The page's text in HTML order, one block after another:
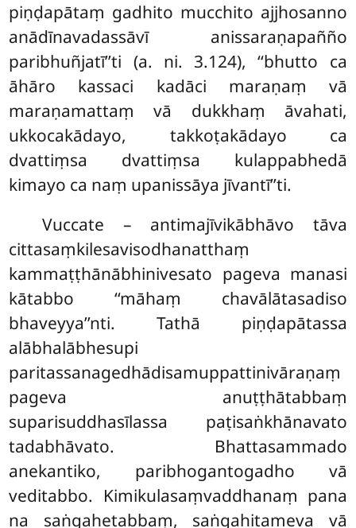
piṇḍapātaṃ gadhito mucchito ajjhosanno
anādīnavadassāvī anissaraṇapañño
paribhuñjatī’’ti (a. ni. 3.124), ‘‘bhutto ca
āhāro kassaci kadāci maraṇaṃ vā
maraṇamattaṃ vā dukkhaṃ āvahati,
ukkocakādayo, takkoṭakādayo ca
dvattiṃsa dvattiṃsa kulappabhedā
kimayo ca naṃ upanissāya jīvantī’’ti.
Vuccate – antimajīvikābhāvo tāva
cittasaṃkilesavisodhanatthaṃ
kammaṭṭhānābhinivesato pageva manasi
kātabbo ‘‘māhaṃ chavālātasadiso
bhaveyya’’nti. Tathā piṇḍapātassa
alābhalābhesupi
paritassanagedhādisamuppattinivāraṇaṃ
pageva anuṭṭhātabbaṃ
suparisuddhasīlassa paṭisaṅkhānavato
tadabhāvato. Bhattasammado
anekantiko, paribhogantogadho vā
veditabbo. Kimikulasaṃvaddhanaṃ pana
na saṅgahetabbaṃ, saṅgahitameva vā